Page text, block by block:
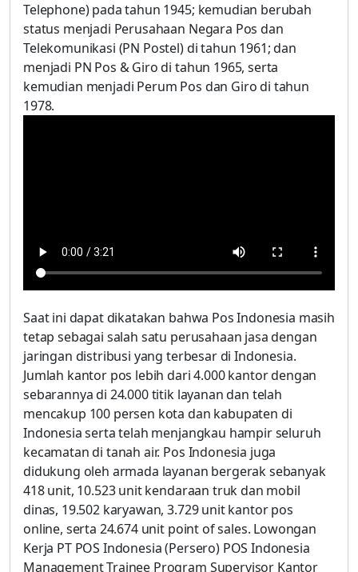
Telephone) pada tahun 1945; kemudian berubah
status menjadi Perusahaan Negara Pos dan
Telekomunikasi (PN Postel) di tahun 1961; dan
menjadi PN Pos & Giro di tahun 1965, serta
kemudian menjadi Perum Pos dan Giro di tahun
1978.
Saat ini dapat dikatakan bahwa Pos Indonesia masih
tetap sebagai salah satu perusahaan jasa dengan
jaringan distribusi yang terbesar di Indonesia.
Jumlah kantor pos lebih dari 4.000 kantor dengan
sebarannya di 24.000 titik layanan dan telah
mencakup 100 persen kota dan kabupaten di
Indonesia serta telah menjangkau hampir seluruh
kecamatan di tanah air. Pos Indonesia juga
didukung oleh armada layanan bergerak sebanyak
418 unit, 10.523 unit kendaraan truk dan mobil
dinas, 19.502 karyawan, 3.729 unit kantor pos
online, serta 24.674 unit point of sales. Lowongan
Kerja PT POS Indonesia (Persero) POS Indonesia
Management Trainee Program Supervisor Kantor